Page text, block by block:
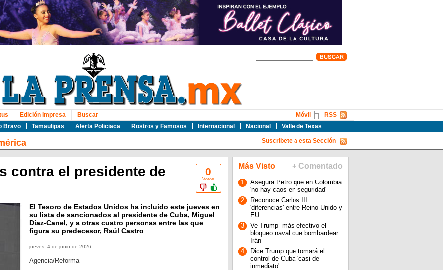
Bravo Tamaulipas Alerta Policiaca Rostros y Famosos Internacional Nacional Valle de Texas
Edición Impresa Buscar RSS
Móvil
Suscribete a esta Sección
0
Votos
contra el presidente de
El Tesoro de Estados Unidos ha incluido este jueves en
su lista de sancionados al presidente de Cuba, Miguel
Díaz-Canel, y a otras cuatro personas entre las que
figura su predecesor, Raúl Castro
jueves, 4 de junio de 2026
Agencia/Reforma
Más Visto + Comentado
1
Asegura Petro que en Colombia
'no hay caos en seguridad'
2
Reconoce Carlos III
'diferencias' entre Reino Unido y
EU
3
Ve Trump más efectivo el
bloqueo naval que bombardear
Irán
4
Dice Trump que tomará el
control de Cuba 'casi de
inmediato'